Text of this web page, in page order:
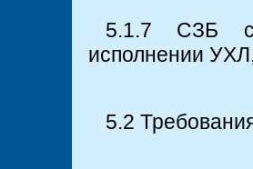
5.1.7 СЗБ
исполнении
5.2